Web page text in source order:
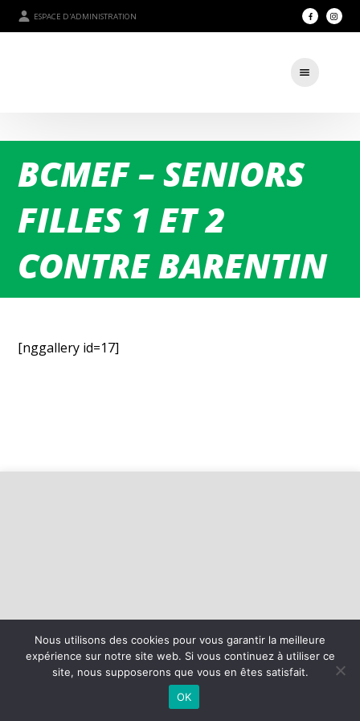
ESPACE D'ADMINISTRATION
BCMEF – SENIORS
FILLES 1 ET 2
CONTRE BARENTIN
[nggallery id=17]
2026 - Basket Mesnil Franqueville Boos | Site internet réalisé par
MENTIONS LÉGALES
Nous utilisons des cookies pour vous garantir la meilleure
expérience sur notre site web. Si vous continuez à utiliser ce
site, nous supposerons que vous en êtes satisfait.
OK